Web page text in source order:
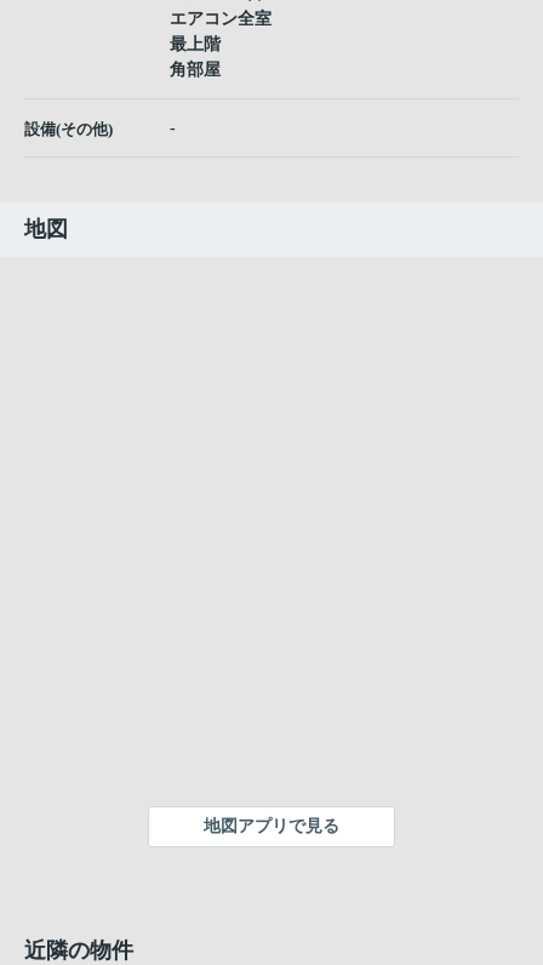
エアコン全室
最上階
角部屋
設備(その他) -
地図
地図アプリで見る
近隣の物件